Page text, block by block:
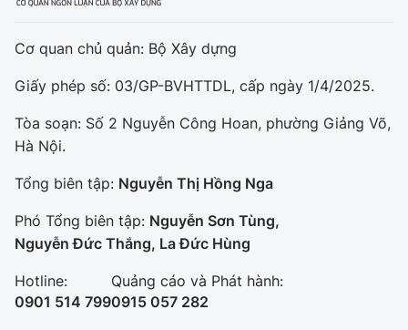
Cơ quan chủ quản: Bộ Xây dựng
Giấy phép số: 03/GP-BVHTTDL, cấp ngày 1/4/2025.
Tòa soạn: Số 2 Nguyễn Công Hoan, phường Giảng Võ,
Hà Nội.
Tổng biên tập: Nguyễn Thị Hồng Nga
Phó Tổng biên tập: Nguyễn Sơn Tùng,
Nguyễn Đức Thắng, La Đức Hùng
Hotline:
0901 514 799
Quảng cáo và Phát hành:
0915 057 282